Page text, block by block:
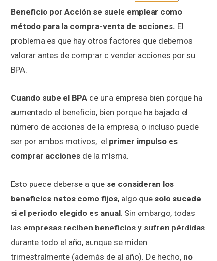
Beneficio por Acción se suele emplear como
método para la compra-venta de acciones. El
problema es que hay otros factores que debemos
valorar antes de comprar o vender acciones por su
BPA.
Cuando sube el BPA de una empresa bien porque ha
aumentado el beneficio, bien porque ha bajado el
número de acciones de la empresa, o incluso puede
ser por ambos motivos, el primer impulso es
comprar acciones de la misma.
Esto puede deberse a que se consideran los
beneficios netos como fijos, algo que solo sucede
si el periodo elegido es anual. Sin embargo, todas
las empresas reciben beneficios y sufren pérdidas
durante todo el año, aunque se miden
trimestralmente (además de al año). De hecho, no